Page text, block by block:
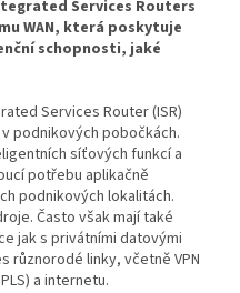
Services Routers
WAN, která poskytuje
schopnosti, jaké
Services Router (ISR)
podnikových pobočkách.
síťových funkcí a
potřebu aplikačně
podnikových lokalitách.
Často však mají také
jak s privátními datovými
různorodé linky, včetně VPN
a internetu.